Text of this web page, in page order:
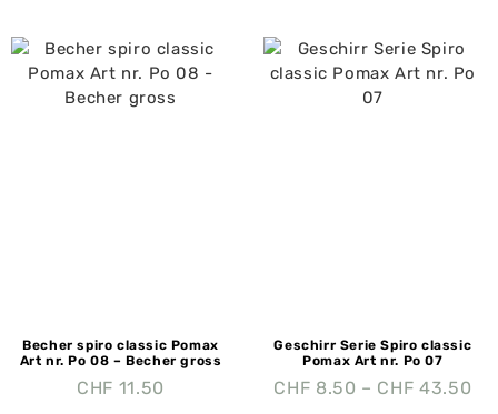
Becher spiro classic Pomax
Art nr. Po 08 – Becher gross
CHF 11.50
Geschirr Serie Spiro classic
Pomax Art nr. Po 07
CHF 8.50 – CHF 43.50